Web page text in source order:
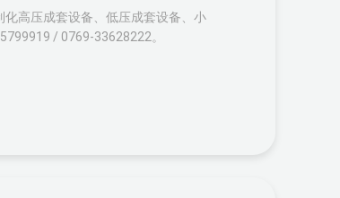
高压成套设备、低压成套设备、小
/ 0769-33628222。